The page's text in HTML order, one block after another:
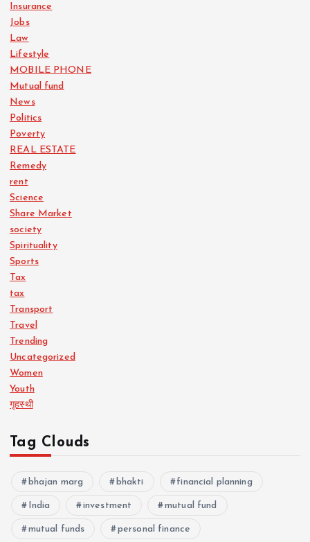
Insurance
Jobs
Law
Lifestyle
MOBILE PHONE
Mutual fund
News
Politics
Poverty
REAL ESTATE
Remedy
rent
Science
Share Market
society
Spirituality
Sports
Tax
tax
Transport
Travel
Trending
Uncategorized
Women
Youth
गृहस्थी
Tag Clouds
bhajan marg bhakti financial planning
India investment mutual fund
mutual funds personal finance